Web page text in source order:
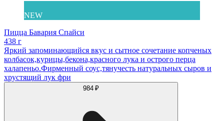
NEW
Пицца Бавария Спайси
438 г
Яркий запоминающийся вкус и сытное сочетание копченых
колбасок,курицы,бекона,красного лука и острого перца
халапеньо.Фирменный соус,тянучесть натуральных сыров и
хрустящий лук фри
984 ₽